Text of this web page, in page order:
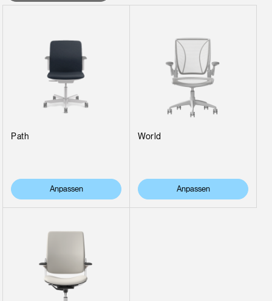
Path
Anpassen
World
Anpassen